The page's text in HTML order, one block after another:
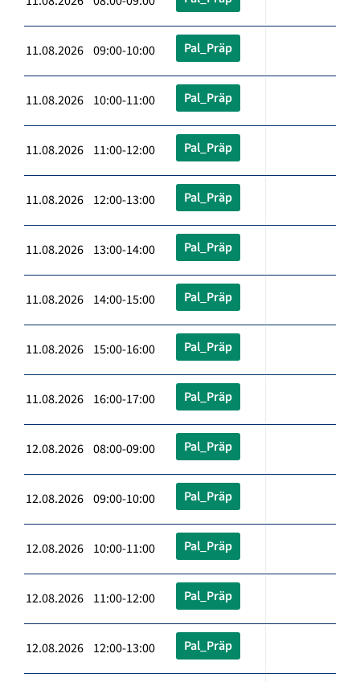
11.08.2026 09:00-10:00 Pal_Präp
11.08.2026 10:00-11:00 Pal_Präp
11.08.2026 11:00-12:00 Pal_Präp
11.08.2026 12:00-13:00 Pal_Präp
11.08.2026 13:00-14:00 Pal_Präp
11.08.2026 14:00-15:00 Pal_Präp
11.08.2026 15:00-16:00 Pal_Präp
11.08.2026 16:00-17:00 Pal_Präp
12.08.2026 08:00-09:00 Pal_Präp
12.08.2026 09:00-10:00 Pal_Präp
12.08.2026 10:00-11:00 Pal_Präp
12.08.2026 11:00-12:00 Pal_Präp
12.08.2026 12:00-13:00 Pal_Präp